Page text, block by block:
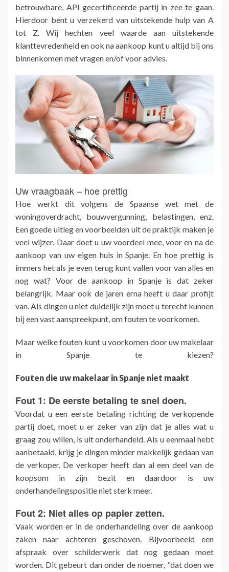
betrouwbare, API gecertificeerde partij in zee te gaan.
Hierdoor bent u verzekerd van uitstekende hulp van A
tot Z. Wij hechten veel waarde aan uitstekende
klanttevredenheid en ook na aankoop kunt u altijd bij ons
binnenkomen met vragen en/of voor advies.
Uw vraagbaak – hoe prettig
Hoe werkt dit volgens de Spaanse wet met de
woningoverdracht, bouwvergunning, belastingen, enz.
Een goede uitleg en voorbeelden uit de praktijk maken je
veel wijzer. Daar doet u uw voordeel mee, voor en na de
aankoop van uw eigen huis in Spanje. En hoe prettig is
immers het als je even terug kunt vallen voor van alles en
nog wat? Voor de aankoop in Spanje is dat zeker
belangrijk. Maar ook de jaren erna heeft u daar profijt
van. Als dingen u niet duidelijk zijn moet u terecht kunnen
bij een vast aanspreekpunt, om fouten te voorkomen.
Maar welke fouten kunt u voorkomen door uw makelaar
in Spanje te kiezen?
Fouten die uw makelaar in Spanje niet maakt
Fout 1: De eerste betaling te snel doen.
Voordat u een eerste betaling richting de verkopende
partij doet, moet u er zeker van zijn dat je alles wat u
graag zou willen, is uit onderhandeld. Als u eenmaal hebt
aanbetaald, krijg je dingen minder makkelijk gedaan van
de verkoper. De verkoper heeft dan al een deel van de
koopsom in zijn bezit en daardoor is uw
onderhandelingspositie niet sterk meer.
Fout 2: Niet alles op papier zetten.
Vaak worden er in de onderhandeling over de aankoop
zaken naar achteren geschoven. Bijvoorbeeld een
afspraak over schilderwerk dat nog gedaan moet
worden. Dit gebeurt dan onder de noemer, “dat doen we